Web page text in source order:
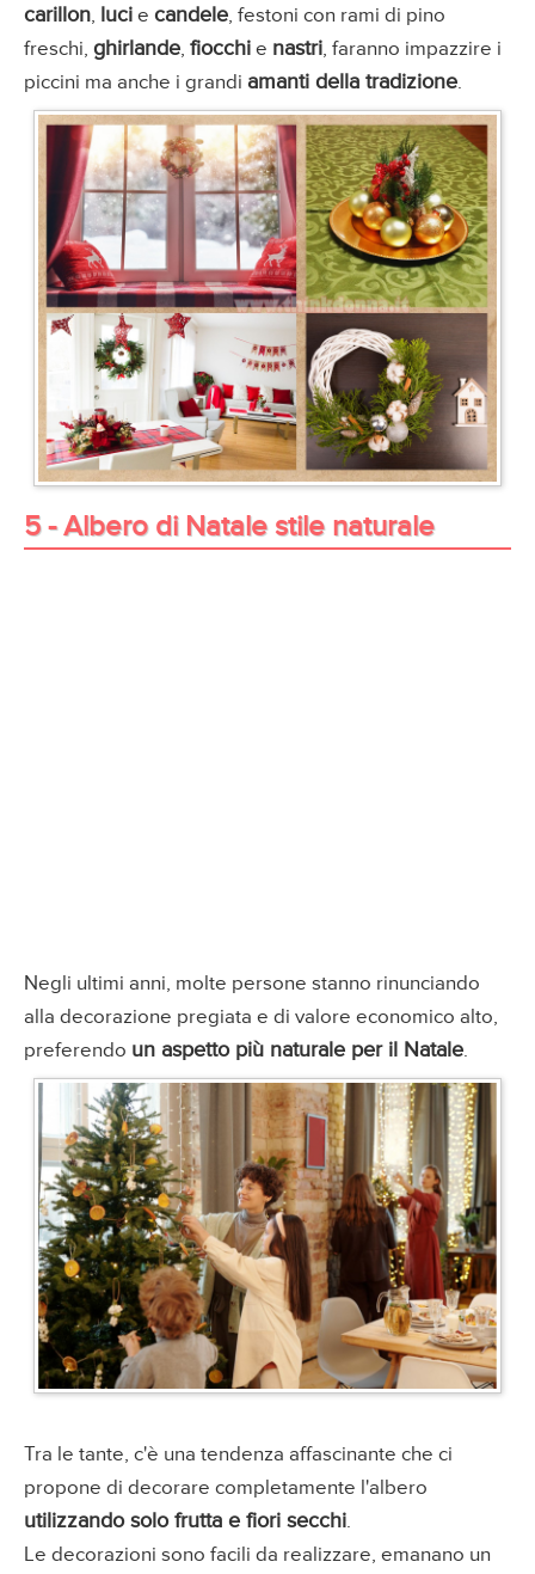
carillon, luci e candele, festoni con rami di pino
freschi, ghirlande, fiocchi e nastri, faranno impazzire i
piccini ma anche i grandi amanti della tradizione.
5 - Albero di Natale stile naturale
Negli ultimi anni, molte persone stanno rinunciando
alla decorazione pregiata e di valore economico alto,
preferendo un aspetto più naturale per il Natale.
Tra le tante, c'è una tendenza affascinante che ci
propone di decorare completamente l'albero
utilizzando solo frutta e fiori secchi.
Le decorazioni sono facili da realizzare, emanano un